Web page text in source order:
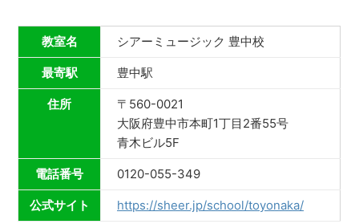
教室名 シアーミュージック 豊中校
最寄駅 豊中駅
住所
〒560-0021
大阪府豊中市本町1丁目2番55号
青木ビル5F
電話番号 0120-055-349
公式サイト https://sheer.jp/school/toyonaka/